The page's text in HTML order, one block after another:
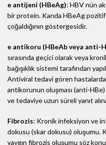
e antijeni (HBeAg): HBV nün
bir protein. Kanda HBeAg
çoğaldığının göstergesidir.
e antikoru (HBeAb veya anti-
sırasında geçici olarak veya
bağışıklık sistemi tarafından
Antiviral tedavi gören
antikorunun oluşması (anti-HBe)
ve tedaviye uzun süreli yanıt
Fibrozis: Kronik infeksiyon ve
dokusu (skar dokusu) oluşumu.
yaygın fibrozis oluşumu söz